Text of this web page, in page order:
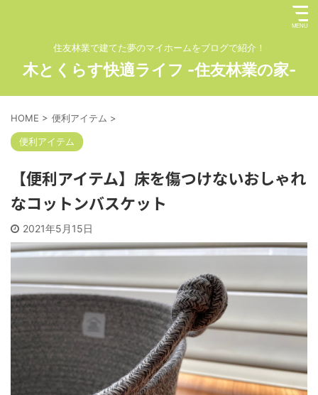
住友林業で建てた夢のマイホームをブログで紹介！
木とくらす快適ライフ -住友林業の家-
HOME > 便利アイテム >
便利アイテム
【便利アイテム】床を傷つけないおしゃれ
なコットンバスケット
2021年5月15日